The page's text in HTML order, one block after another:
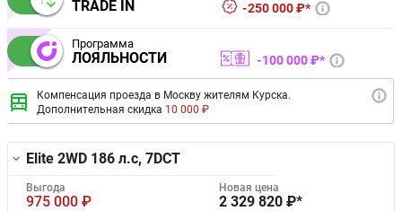
TRADE IN 250 000 ₽*
Программа
ЛОЯЛЬНОСТИ 100 000 ₽*
Компенсация проезда в Москву жителям Курска.
Дополнительная скидка 10 000 ₽
Elite 2WD 186 л.с, 7DCT
Выгода
975 000 ₽
Новая цена
2 329 820 ₽*